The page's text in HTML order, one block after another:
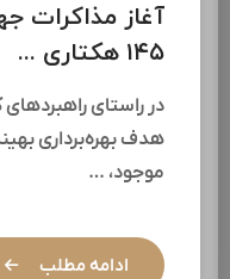
فکر ساختمان”
گذاری ...
فکر ساختمان هلدینگ
تأمین (سیتا) با حضور